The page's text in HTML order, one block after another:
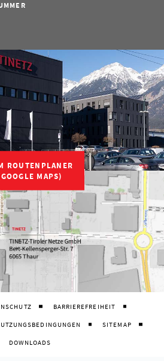
ROUTENPLANER
MAPS)
BARRIEREFREIHEIT
SITEMAP
DOWNLOADS